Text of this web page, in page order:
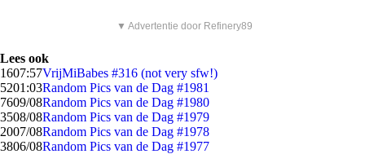
▼ Advertentie door Refinery89
Lees ook
1607:57VrijMiBabes #316 (not very sfw!)
5201:03Random Pics van de Dag #1981
7609/08Random Pics van de Dag #1980
3508/08Random Pics van de Dag #1979
2007/08Random Pics van de Dag #1978
3806/08Random Pics van de Dag #1977